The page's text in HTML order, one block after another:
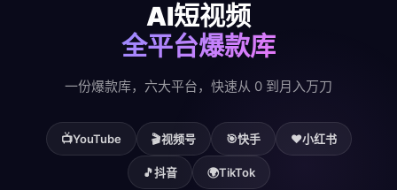
AI短视频
全平台爆款库
一份爆款库，六大平台，快速从 0 到月入万刀
📺YouTube 🎬视频号 🎯快手 ❤️小红书
🎵抖音 🌍TikTok